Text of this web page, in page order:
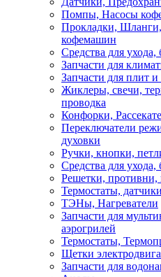
Помпы, Насосы
Прокладки,
кофемашин
Средства для
Запчасти для
Запчасти для плит
Жиклеры, свечи,
проводка
Конфорки,
Переключатели
духовки
Ручки, кнопки,
Средства для
Решетки,
Термостаты,
ТЭНы, Нагреватели
Запчасти для
аэрогрилей
Термостаты,
Щетки
Запчасти для